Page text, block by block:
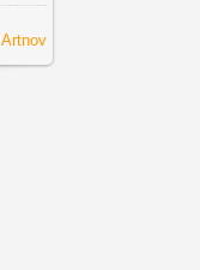
Artnov